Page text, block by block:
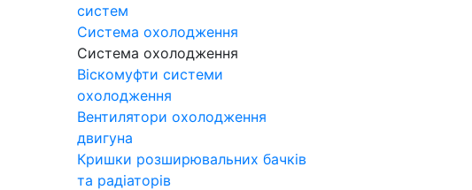
систем
Система охолодження
Система охолодження
Віскомуфти системи
охолодження
Вентилятори охолодження
двигуна
Кришки розширювальних бачків
та радіаторів